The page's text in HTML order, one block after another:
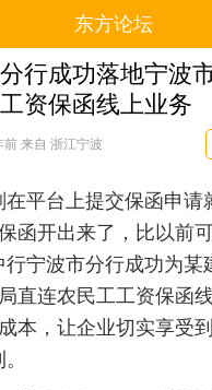
东方论坛
行成功落地宁波
资保函线上业务
前 来自 浙江宁波
在平台上提交保函申请
函开出来了，比以前
行宁波市分行成功为某
直连农民工工资保函
本，让企业切实享受